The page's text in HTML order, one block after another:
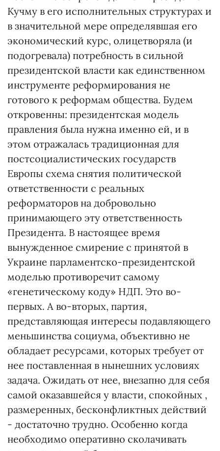
Кучму в его исполнительных структурах и
в значительной мере определявшая его
экономический курс, олицетворяла (и
подогревала) потребность в сильной
президентской власти как единственном
инструменте реформирования не
готового к реформам общества. Будем
откровенны: президентская модель
правления была нужна именно ей, и в
этом отражалась традиционная для
постсоциалистических государств
Европы схема снятия политической
ответственности с реальных
реформаторов на добровольно
принимающего эту ответственность
Президента. В настоящее время
вынужденное смирение с принятой в
Украине парламентско-президентской
моделью противоречит самому
«генетическому коду» НДП. Это во-
первых. А во-вторых, партия,
представляющая интересы подавляющего
меньшинства социума, объективно не
обладает ресурсами, которых требует от
нее поставленная в нынешних условиях
задача. Ожидать от нее, внезапно для себя
самой оказавшейся у власти, спокойных ,
размеренных, бесконфликтных действий
- достаточно трудно. Особенно когда
необходимо оперативно сколачивать